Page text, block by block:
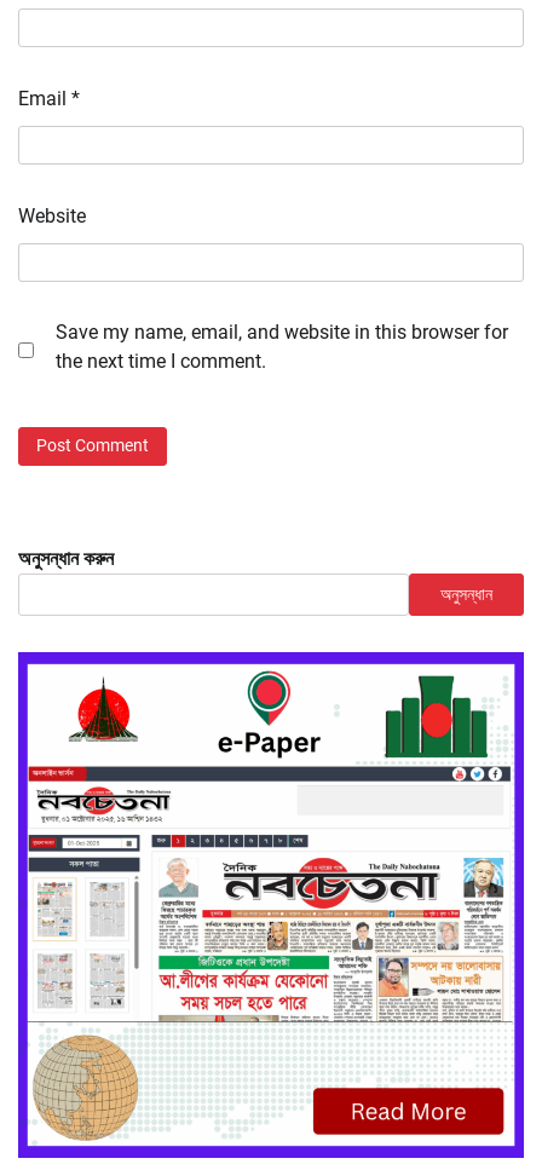
Email *
Website
Save my name, email, and website in this browser for
the next time I comment.
অনুসন্ধান করুন
অনুসন্ধান